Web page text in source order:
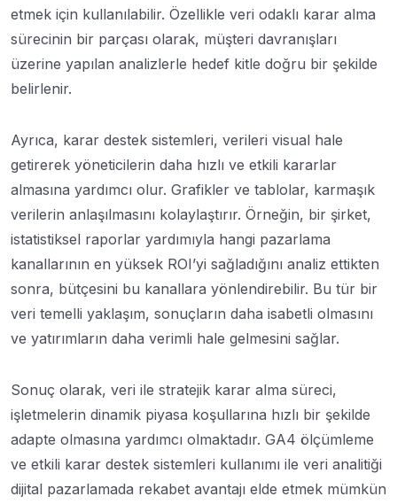
etmek için kullanılabilir. Özellikle veri odaklı karar alma
sürecinin bir parçası olarak, müşteri davranışları
üzerine yapılan analizlerle hedef kitle doğru bir şekilde
belirlenir.
Ayrıca, karar destek sistemleri, verileri visual hale
getirerek yöneticilerin daha hızlı ve etkili kararlar
almasına yardımcı olur. Grafikler ve tablolar, karmaşık
verilerin anlaşılmasını kolaylaştırır. Örneğin, bir şirket,
istatistiksel raporlar yardımıyla hangi pazarlama
kanallarının en yüksek ROI’yi sağladığını analiz ettikten
sonra, bütçesini bu kanallara yönlendirebilir. Bu tür bir
veri temelli yaklaşım, sonuçların daha isabetli olmasını
ve yatırımların daha verimli hale gelmesini sağlar.
Sonuç olarak, veri ile stratejik karar alma süreci,
işletmelerin dinamik piyasa koşullarına hızlı bir şekilde
adapte olmasına yardımcı olmaktadır. GA4 ölçümleme
ve etkili karar destek sistemleri kullanımı ile veri analitiği
dijital pazarlamada rekabet avantajı elde etmek mümkün